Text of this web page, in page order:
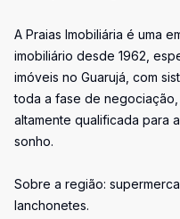
A Praias Imobiliária é uma
imobiliário desde 1962,
imóveis no Guarujá, com
toda a fase de
altamente qualificada para
sonho.
Sobre a região:
lanchonetes.